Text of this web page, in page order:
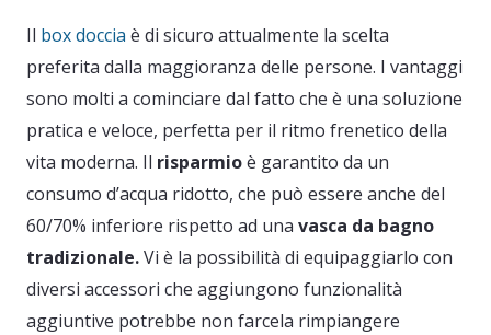
Il box doccia è di sicuro attualmente la scelta
preferita dalla maggioranza delle persone. I vantaggi
sono molti a cominciare dal fatto che è una soluzione
pratica e veloce, perfetta per il ritmo frenetico della
vita moderna. Il risparmioè garantito da un
consumo d’acqua ridotto, che può essere anche del
60/70% inferiore rispetto ad una vasca da bagno
tradizionale.Vi è la possibilità di equipaggiarlo con
diversi accessori che aggiungono funzionalità
aggiuntive potrebbe non farcela rimpiangere